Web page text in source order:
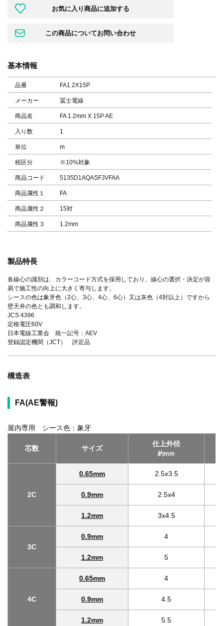
基本情報
品番 FA1.2X15P
メーカー 冨士電線
商品名 FA 1.2mm X 15P AE
入り数 1
単位 m
税区分 ※10%対象
商品コード 5135D1AQASFJVFAA
商品属性１ FA
商品属性２ 15対
商品属性３ 1.2mm
製品特長
各線心の識別は、カラーコード方式を採用しており、線心の選択・決定が容
易で施工性の向上に大きく寄与します。
シースの色は象牙色（2心、3心、4心、6心）又は灰色（4対以上）ですから
壁天井の色とも調和します。
JCS 4396
定格電圧60V
日本電線工業会 統一記号：AEV
登録認定機関（JCT） 評定品
構造表
FA(AE警報)
屋内専用 シース色：象牙
芯数 サイズ
仕上外径
約mm
2C
0.65mm 2.5x3.5
0.9mm 2.5x4
1.2mm 3x4.5
3C
0.9mm 4
1.2mm 5
4C
0.65mm 4
0.9mm 4.5
1.2mm 5.5